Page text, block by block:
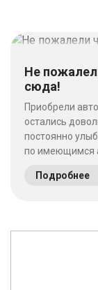
Не
сюда!
Приобрели
остались
постоянно
по имеющимся
пожалели что
Подробнее